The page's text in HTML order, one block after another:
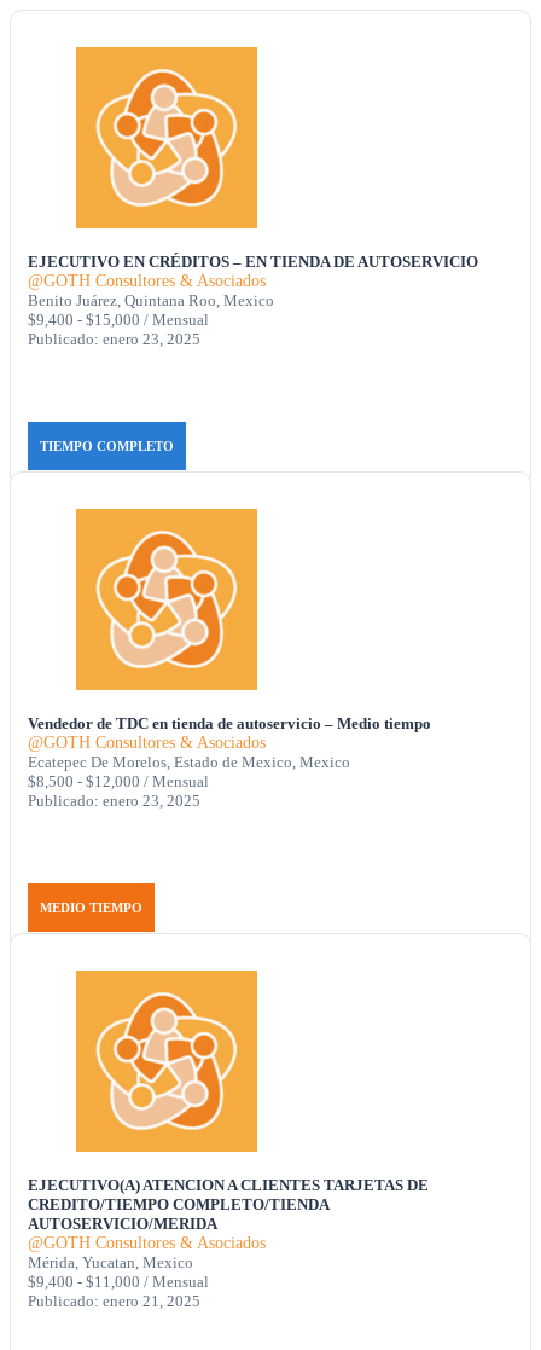
EJECUTIVO EN CRÉDITOS – EN TIENDA DE AUTOSERVICIO
@GOTH Consultores & Asociados
Benito Juárez, Quintana Roo, Mexico
$9,400 - $15,000 / Mensual
Publicado: enero 23, 2025
TIEMPO COMPLETO
Vendedor de TDC en tienda de autoservicio – Medio tiempo
@GOTH Consultores & Asociados
Ecatepec De Morelos, Estado de Mexico, Mexico
$8,500 - $12,000 / Mensual
Publicado: enero 23, 2025
MEDIO TIEMPO
EJECUTIVO(A) ATENCION A CLIENTES TARJETAS DE
CREDITO/TIEMPO COMPLETO/TIENDA
AUTOSERVICIO/MERIDA
@GOTH Consultores & Asociados
Mérida, Yucatan, Mexico
$9,400 - $11,000 / Mensual
Publicado: enero 21, 2025